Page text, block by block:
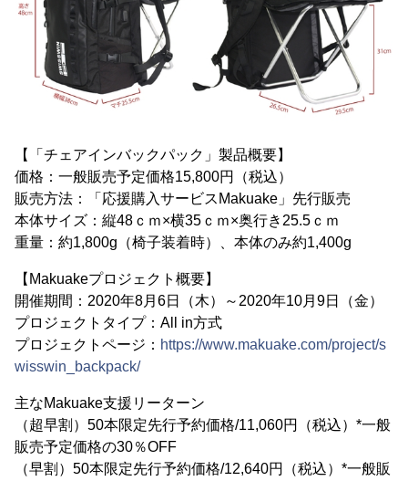
【「チェアインバックパック」製品概要】
価格：一般販売予定価格15,800円（税込）
販売方法：「応援購入サービスMakuake」先行販売
本体サイズ：縦48ｃｍ×横35ｃｍ×奥行き25.5ｃｍ
重量：約1,800g（椅子装着時）、本体のみ約1,400g
【Makuakeプロジェクト概要】
開催期間：2020年8月6日（木）～2020年10月9日（金）
プロジェクトタイプ：All in方式
プロジェクトページ： https://www.makuake.com/project/s
wisswin_backpack/
主なMakuake支援リーターン
（超早割）50本限定先行予約価格/11,060円（税込）*一般
販売予定価格の30％OFF
（早割）50本限定先行予約価格/12,640円（税込）*一般販